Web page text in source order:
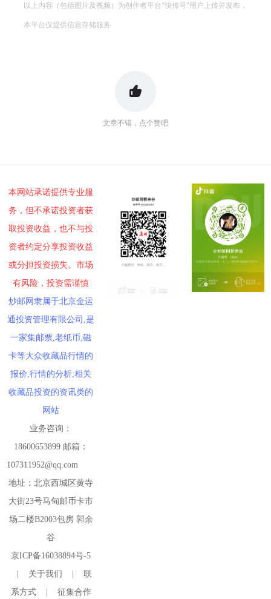
以上内容（包括图片及视频）为创作者平台"快传号"用户上传并发布，
本平台仅提供信息存储服务
文章不错，点个赞吧
本网站承诺提供专业服
务，但不承诺投资者获
取投资收益，也不与投
资者约定分享投资收益
或分担投资损失。市场
有风险，投资需谨慎
炒邮网隶属于北京金运
通投资管理有限公司,是
一家集邮票,老纸币,磁
卡等大众收藏品行情的
报价,行情的分析,相关
收藏品投资的资讯类的
网站
业务咨询：
18600653899 邮箱：
107311952@qq.com
地址：北京西城区黄寺
大街23号马甸邮币卡市
场二楼B2003包房 郭余
谷
京ICP备16038894号-5
关于我们
联
系方式
征集合作